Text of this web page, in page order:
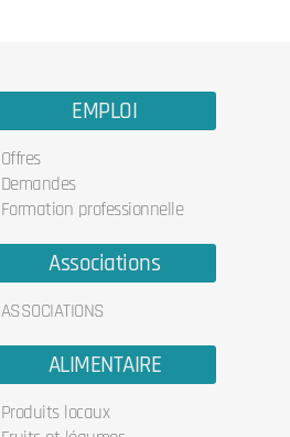
EMPLOI
Offres
Demandes
Formation professionnelle
Associations
ASSOCIATIONS
ALIMENTAIRE
Produits locaux